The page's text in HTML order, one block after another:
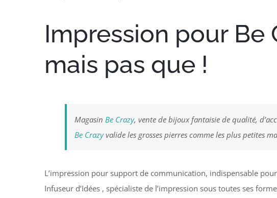
Impression pour Be
mais pas que !
Magasin Be Crazy, vente de bijoux fantaisie de qualité,
Be Crazyvalide les grosses pierres comme les plus petites
L’impression pour support de communication, indispensable
Infuseur d’Idées , spécialiste de l’impression sous toutes ses